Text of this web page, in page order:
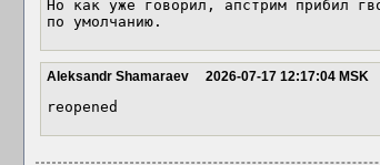
Но как уже говорил, апстрим прибил
по умолчанию.
Aleksandr Shamaraev 2026-07-17 12:17:04 MSK
reopened